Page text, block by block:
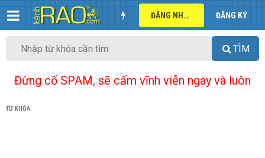
ĐĂNG NHẬP ĐĂNG KÝ
TÌM
Đừng cố SPAM, sẽ cấm vĩnh viễn ngay và luôn
TỪ KHÓA